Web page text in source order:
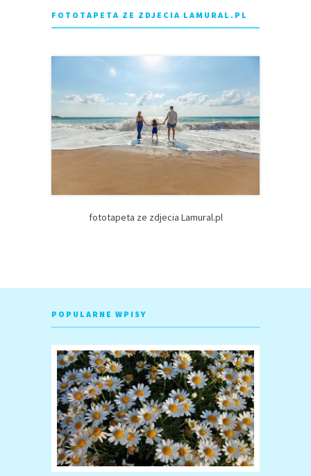
FOTOTAPETA ZE ZDJECIA LAMURAL.PL
fototapeta ze zdjecia Lamural.pl
POPULARNE WPISY